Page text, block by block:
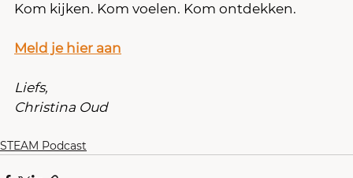
Kom kijken. Kom voelen. Kom ontdekken.
Meld je hier aan
Liefs,
Christina Oud
STEAM Podcast